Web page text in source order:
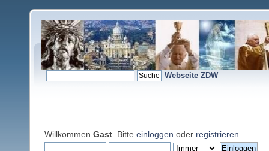
Webseite ZDW
Willkommen Gast . Bitte einloggen oder registrieren